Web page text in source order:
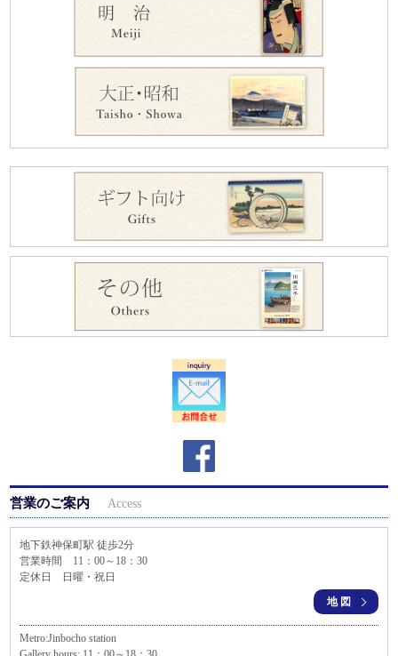
営業のご案内 Access
地下鉄神保町駅 徒歩2分
営業時間 11：00～18：30
定休日 日曜・祝日
地図
Metro:Jinbocho station